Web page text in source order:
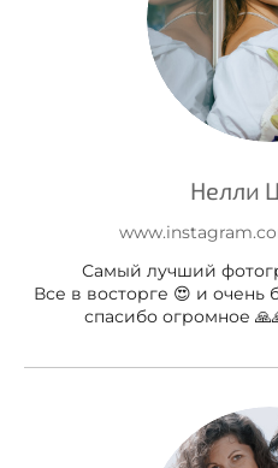
Нелли
Самый лучший
Все в восторге 😍 и очень
спасибо огромное